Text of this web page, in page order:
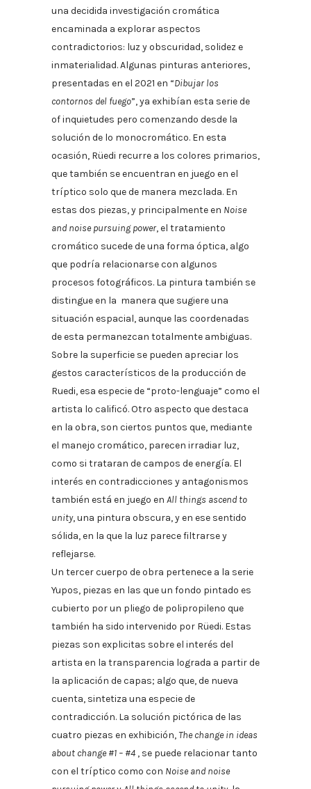
una decidida investigación cromática
encaminada a explorar aspectos
contradictorios: luz y obscuridad, solidez e
inmaterialidad. Algunas pinturas anteriores,
presentadas en el 2021 en “Dibujar los
contornos del fuego”, ya exhibían esta serie de
of inquietudes pero comenzando desde la
solución de lo monocromático. En esta
ocasión, Rüedi recurre a los colores primarios,
que también se encuentran en juego en el
tríptico solo que de manera mezclada. En
estas dos piezas, y principalmente en Noise
and noise pursuing power, el tratamiento
cromático sucede de una forma óptica, algo
que podría relacionarse con algunos
procesos fotográficos. La pintura también se
distingue en la manera que sugiere una
situación espacial, aunque las coordenadas
de esta permanezcan totalmente ambiguas.
Sobre la superficie se pueden apreciar los
gestos característicos de la producción de
Ruedi, esa especie de “proto-lenguaje” como el
artista lo calificó. Otro aspecto que destaca
en la obra, son ciertos puntos que, mediante
el manejo cromático, parecen irradiar luz,
como si trataran de campos de energía. El
interés en contradicciones y antagonismos
también está en juego en All things ascend to
unity, una pintura obscura, y en ese sentido
sólida, en la que la luz parece filtrarse y
reflejarse.
Un tercer cuerpo de obra pertenece a la serie
Yupos, piezas en las que un fondo pintado es
cubierto por un pliego de polipropileno que
también ha sido intervenido por Rüedi. Estas
piezas son explicitas sobre el interés del
artista en la transparencia lograda a partir de
la aplicación de capas; algo que, de nueva
cuenta, sintetiza una especie de
contradicción. La solución pictórica de las
cuatro piezas en exhibición,The change in ideas
about change #1 – #4 , se puede relacionar tanto
con el tríptico como con Noise and noise